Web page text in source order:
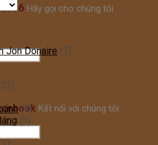
Hãy gọi cho chúng tôi
Kết nối với chúng tôi
Jon Donaire (7)
(4)
(3)